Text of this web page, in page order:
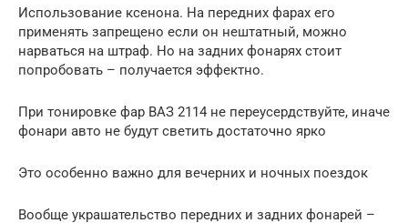
Использование ксенона. На передних фарах его
применять запрещено если он нештатный, можно
нарваться на штраф. Но на задних фонарях стоит
попробовать – получается эффектно.
При тонировке фар ВАЗ 2114 не переусердствуйте, иначе
фонари авто не будут светить достаточно ярко
Это особенно важно для вечерних и ночных поездок
Вообще украшательство передних и задних фонарей –